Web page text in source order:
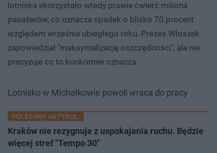
lotniska skorzystało wtedy prawie ćwierć miliona
pasażerów, co oznacza spadek o blisko 70 procent
względem września ubiegłego roku. Prezes Włoszek
zapowiedział "maksymalizację oszczędności", ale nie
precyzuje co to konkretnie oznacza.
Lotnisko w Michałkowie powoli wraca do pracy
POLECANY ARTYKUŁ:
Kraków nie rezygnuje z uspokajania ruchu. Będzie
więcej stref "Tempo 30"